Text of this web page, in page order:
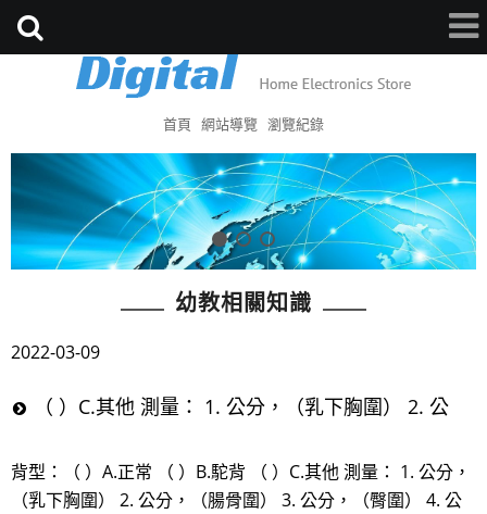
首頁 網站導覽 瀏覽紀錄
幼教相關知識
2022-03-09
（ ）C.其他 測量： 1. 公分，（乳下胸圍） 2. 公
背型：（ ）A.正常 （ ）B.駝背 （ ）C.其他 測量： 1. 公分，
（乳下胸圍） 2. 公分，（腸骨圍） 3. 公分，（臀圍） 4. 公